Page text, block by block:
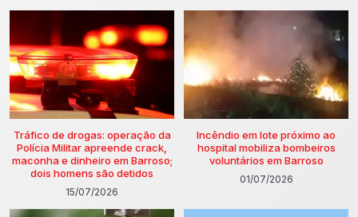
Tráfico de drogas: operação da
Polícia Militar apreende crack,
maconha e dinheiro em Barroso;
dois homens são detidos
15/07/2026
Incêndio em lote próximo ao
hospital mobiliza bombeiros
voluntários em Barroso
01/07/2026